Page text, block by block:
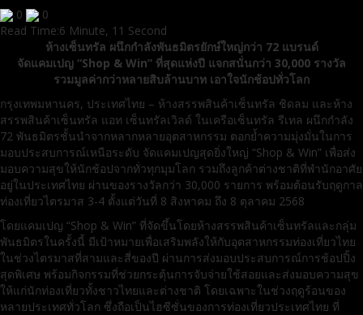
0
0
Read Time:6 Minute, 11 Second
ห้างเซ็นทรัล ผนึกกำลังพันธมิตรยักษ์ใหญ่กว่า 72 แบรนด์
จัดแคมเปญ “Shop & Win” ที่สุดแห่งปี แจกสนั่นกว่า 30,000 รางวัล
รวมมูลค่ากว่าหลายสิบล้านบาท เอาใจนักช้อปทั่วโลก
กรุงเทพมหานคร, ประเทศไทย – ห้างสรรพสินค้าเซ็นทรัล ชิดลม และห้าง
สรรพสินค้าเซ็นทรัล แอท เซ็นทรัลเวิลด์ ในเครือเซ็นทรัล รีเทล ผนึกกำลัง
72 พันธมิตรชั้นนำจากหลากหลายอุตสาหกรรม ตอกย้ำความมุ่งมั่นในการ
มอบประสบการณ์เหนือระดับ จัดแคมเปญสุดยิ่งใหญ่ “Shop & Win” เพื่อส่ง
มอบความสุขให้นักช้อปจากทั่วทุกมุมโลก รวมถึงลูกค้าต่างชาติที่พำนักอาศัย
อยู่ในประเทศไทย ผ่านของรางวัลกว่า 30,000 รายการ พร้อมต้อนรับฤดูกาล
ท่องเที่ยวไตรมาส 3-4 ตั้งแต่วันที่ 8 สิงหาคม ถึง 8 ตุลาคม 2568
โดยแคมเปญ “Shop & Win” ที่จัดขึ้นโดยห้างสรรพสินค้าเซ็นทรัลและกลุ่ม
พันธมิตรในครั้งนี้ มีเป้าหมายเพื่อเสริมพลังให้กับอุตสาหกรรมท่องเที่ยวไทย
ในช่วงไตรมาสที่สามและสี่ของปี ผ่านการส่งมอบประสบการณ์การช้อปปิ้ง
สุดพิเศษ พร้อมกิจกรรมที่ช่วยกระตุ้นการจับจ่ายใช้สอยและส่งมอบความสุข
ให้แก่นักท่องเที่ยวทั้งชาวไทยและต่างชาติ โดยเฉพาะในช่วงฤดูร้อนของ
หลายประเทศทั่วโลก ซึ่งถือเป็นไฮซีซั่นของการท่องเที่ยวประเทศไทย ที่